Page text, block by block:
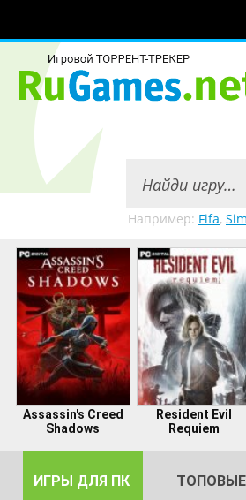
Например: Fifa,
Assassin's Creed
Shadows
Resident Evil
Requiem
ИГРЫ ДЛЯ ПК